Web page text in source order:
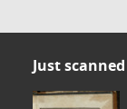
Just scanned